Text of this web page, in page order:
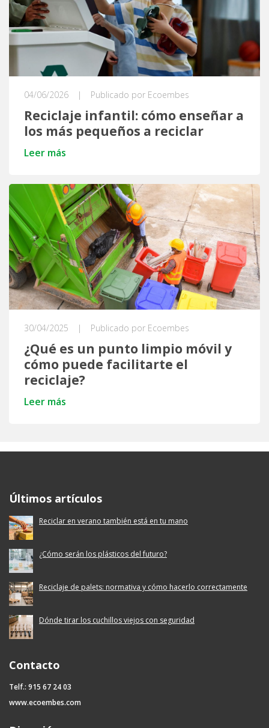
04/06/2026 | Publicado por Ecoembes
Reciclaje infantil: cómo enseñar a
los más pequeños a reciclar
Leer más
30/04/2025 | Publicado por Ecoembes
¿Qué es un punto limpio móvil y
cómo puede facilitarte el
reciclaje?
Leer más
Últimos artículos
Reciclar en verano también está en tu mano
¿Cómo serán los plásticos del futuro?
Reciclaje de palets: normativa y cómo hacerlo correctamente
Dónde tirar los cuchillos viejos con seguridad
Contacto
Telf.: 915 67 24 03
www.ecoembes.com